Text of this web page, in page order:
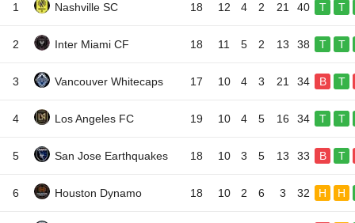
1 Nashville SC 18 12 4 2 21 40 T T
2 Inter Miami CF 18 11 5 2 13 38 T T
3 Vancouver Whitecaps 17 10 4 3 21 34 B T
4 Los Angeles FC 19 10 4 5 16 34 T T
5 San Jose Earthquakes 18 10 3 5 13 33 B T
6 Houston Dynamo 18 10 2 6 3 32 H H